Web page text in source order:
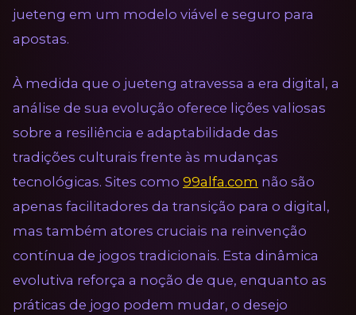
jueteng em um modelo viável e seguro para
apostas.
À medida que o jueteng atravessa a era digital, a
análise de sua evolução oferece lições valiosas
sobre a resiliência e adaptabilidade das
tradições culturais frente às mudanças
tecnológicas. Sites como 99alfa.com não são
apenas facilitadores da transição para o digital,
mas também atores cruciais na reinvenção
contínua de jogos tradicionais. Esta dinâmica
evolutiva reforça a noção de que, enquanto as
práticas de jogo podem mudar, o desejo